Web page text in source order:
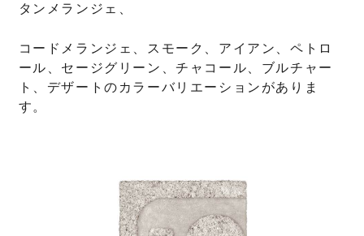
タンメランジェ、
コードメランジェ、スモーク、アイアン、ペトロ
ール、セージグリーン、チャコール、ブルチャー
ト、デザートのカラーバリエーションがありま
す。